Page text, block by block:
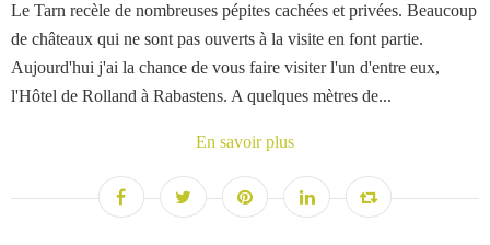
Le Tarn recèle de nombreuses pépites cachées et privées. Beaucoup
de châteaux qui ne sont pas ouverts à la visite en font partie.
Aujourd'hui j'ai la chance de vous faire visiter l'un d'entre eux,
l'Hôtel de Rolland à Rabastens. A quelques mètres de...
En savoir plus